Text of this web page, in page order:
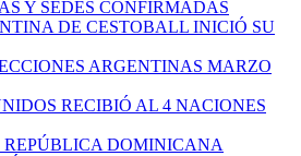
Y SEDES CONFIRMADAS
DE CESTOBALL INICIÓ SU
ARGENTINAS MARZO
RECIBIÓ AL 4 NACIONES
DOMINICANA